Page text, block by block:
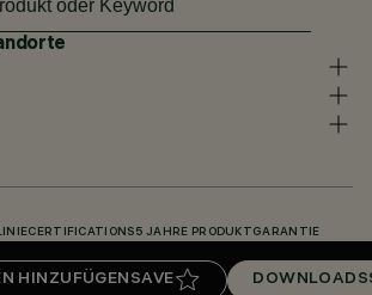
HINZUFÜGEN SAVE DOWNLOADS
CERTIFICATIONS 5 JAHRE PRODUKTGARANTIE
BASE (LOGIN REQUIRED) DOWNLOADS